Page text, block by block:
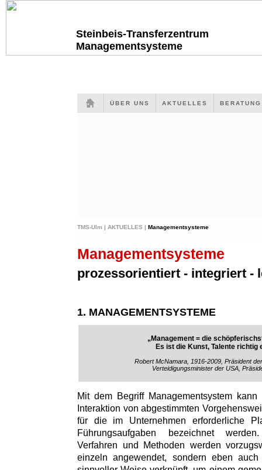
Steinbeis-Transferzentrum
Managementsysteme
ÜBER UNS AKTUELLES
TMS-Ulm | AKTUELLES | Managementsysteme
Managementsysteme
prozessorientiert - integriert -
1. MANAGEMENTSYSTEME
„Management = die
Es ist die Kunst, Talente richtig
Robert McNamara, 1916-2009, Präsident
Verteidigungsminister der USA,
Mit dem Begriff Managementsystem
Interaktion von abgestimmten
für die im Unternehmen erforderliche
Führungsaufgaben bezeichnet
Verfahren und Methoden werden
einzeln angewendet, sondern eben